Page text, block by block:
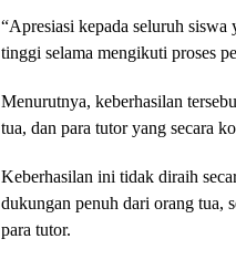
“Apresiasi kepada seluruh
tinggi selama mengikuti proses
Menurutnya, keberhasilan
tua, dan para tutor yang secara
Keberhasilan ini tidak diraih
dukungan penuh dari orang tua,
para tutor.